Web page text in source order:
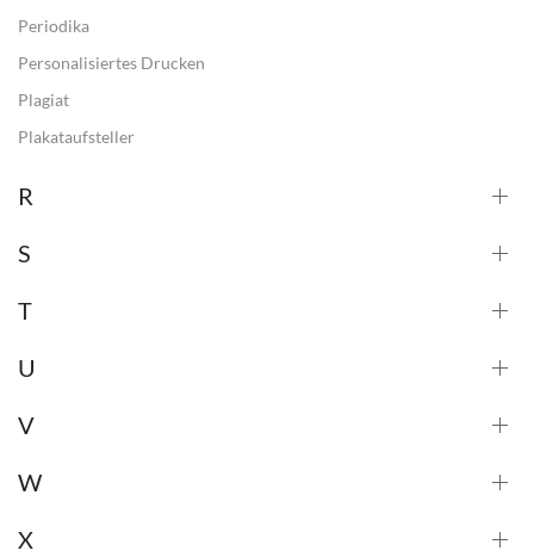
Periodika
Personalisiertes Drucken
Plagiat
Plakataufsteller
R
S
T
U
V
W
X